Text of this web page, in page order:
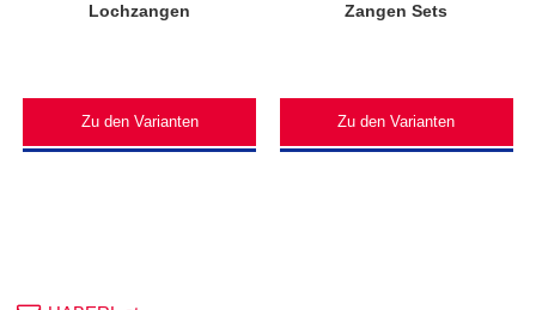
Lochzangen
Zu den Varianten
Zangen Sets
Zu den Varianten